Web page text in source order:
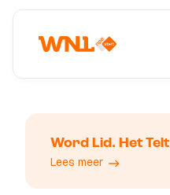
Word Lid. Het Telt
Lees meer